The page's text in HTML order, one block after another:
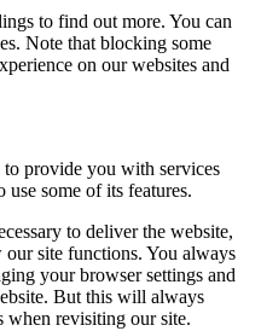
to find out more. You can
Note that blocking some
on our websites and
to provide you with services
some of its features.
to deliver the website,
site functions. You always
your browser settings and
But this will always
when revisiting our site.